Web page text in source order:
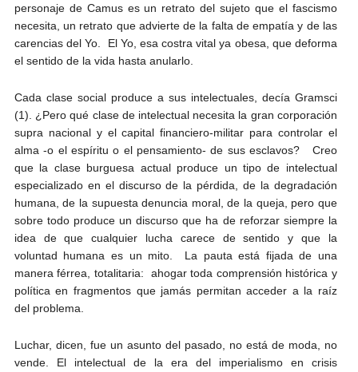
personaje de Camus es un retrato del sujeto que el fascismo
necesita, un retrato que advierte de la falta de empatía y de las
carencias del Yo. El Yo, esa costra vital ya obesa, que deforma
el sentido de la vida hasta anularlo.
Cada clase social produce a sus intelectuales, decía Gramsci
(1). ¿Pero qué clase de intelectual necesita la gran corporación
supra nacional y el capital financiero-militar para controlar el
alma -o el espíritu o el pensamiento- de sus esclavos? Creo
que la clase burguesa actual produce un tipo de intelectual
especializado en el discurso de la pérdida, de la degradación
humana, de la supuesta denuncia moral, de la queja, pero que
sobre todo produce un discurso que ha de reforzar siempre la
idea de que cualquier lucha carece de sentido y que la
voluntad humana es un mito. La pauta está fijada de una
manera férrea, totalitaria: ahogar toda comprensión histórica y
política en fragmentos que jamás permitan acceder a la raíz
del problema.
Luchar, dicen, fue un asunto del pasado, no está de moda, no
vende. El intelectual de la era del imperialismo en crisis